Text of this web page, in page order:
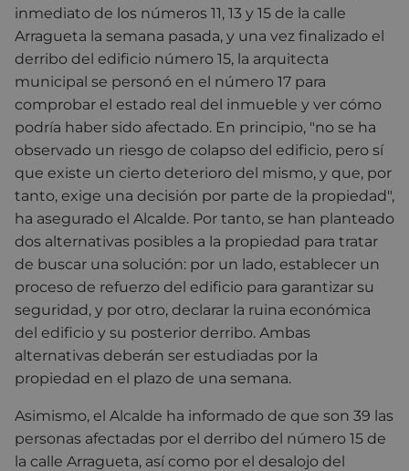
inmediato de los números 11, 13 y 15 de la calle
Arragueta la semana pasada, y una vez finalizado el
derribo del edificio número 15, la arquitecta
municipal se personó en el número 17 para
comprobar el estado real del inmueble y ver cómo
podría haber sido afectado. En principio, "no se ha
observado un riesgo de colapso del edificio, pero sí
que existe un cierto deterioro del mismo, y que, por
tanto, exige una decisión por parte de la propiedad",
ha asegurado el Alcalde. Por tanto, se han planteado
dos alternativas posibles a la propiedad para tratar
de buscar una solución: por un lado, establecer un
proceso de refuerzo del edificio para garantizar su
seguridad, y por otro, declarar la ruina económica
del edificio y su posterior derribo. Ambas
alternativas deberán ser estudiadas por la
propiedad en el plazo de una semana.
Asimismo, el Alcalde ha informado de que son 39 las
personas afectadas por el derribo del número 15 de
la calle Arragueta, así como por el desalojo del